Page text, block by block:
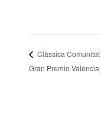
Clàssica
Gran Premio